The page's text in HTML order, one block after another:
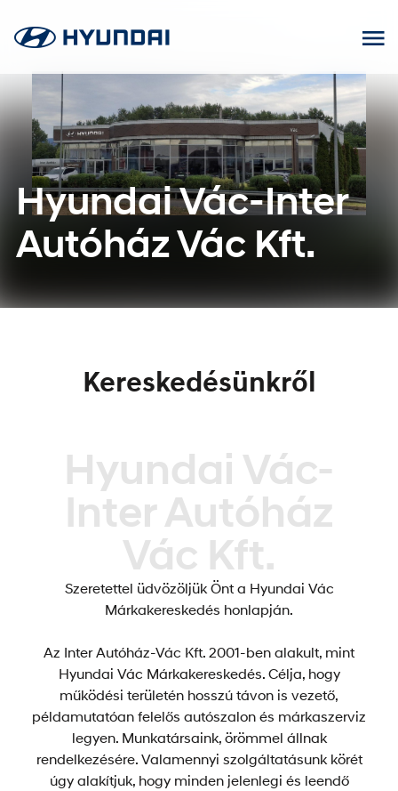
tartalomhoz
Hyundai Vác-Inter
Autóház Vác Kft.
Kereskedésünkről
Hyundai Vác-
Inter Autóház
Vác Kft.
Szeretettel üdvözöljük Önt a Hyundai Vác
Márkakereskedés honlapján.
Az Inter Autóház-Vác Kft. 2001-ben alakult, mint
Hyundai Vác Márkakereskedés. Célja, hogy
működési területén hosszú távon is vezető,
példamutatóan felelős autószalon és márkaszerviz
legyen. Munkatársaink, örömmel állnak
rendelkezésére. Valamennyi szolgáltatásunk körét
úgy alakítjuk, hogy minden jelenlegi és leendő